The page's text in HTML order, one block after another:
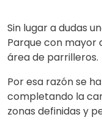
Sin lugar a dudas
Parque con mayor
área de parrilleros.
Por esa razón se
completando la
zonas definidas y